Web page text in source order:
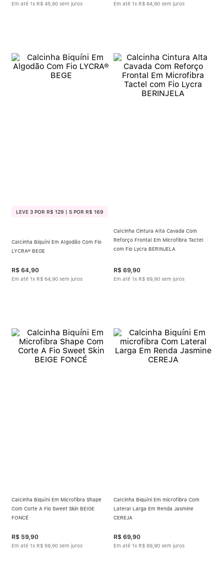
Em até 1x R$ 45 90 sem juros Em até 1x R$ 64 90 sem juros
LEVE 3 POR R$ 129 | 5 POR R$ 169
Calcinha Biquíni Em Algodão Com Fio
LYCRA® BEGE
R$ 64,90
Em até 1x R$ 64 90 sem juros
Calcinha Cintura Alta Cavada Com
Reforço Frontal Em Microfibra Tactel
com Fio Lycra BERINJELA
R$ 69,90
Em até 1x R$ 69 90 sem juros
Calcinha Biquíni Em Microfibra Shape
Com Corte A Fio Sweet Skin BEIGE
FONCÉ
R$ 59,90
Em até 1x R$ 59 90 sem juros
Calcinha Biquíni Em microfibra Com
Lateral Larga Em Renda Jasmine
CEREJA
R$ 69,90
Em até 1x R$ 69 90 sem juros